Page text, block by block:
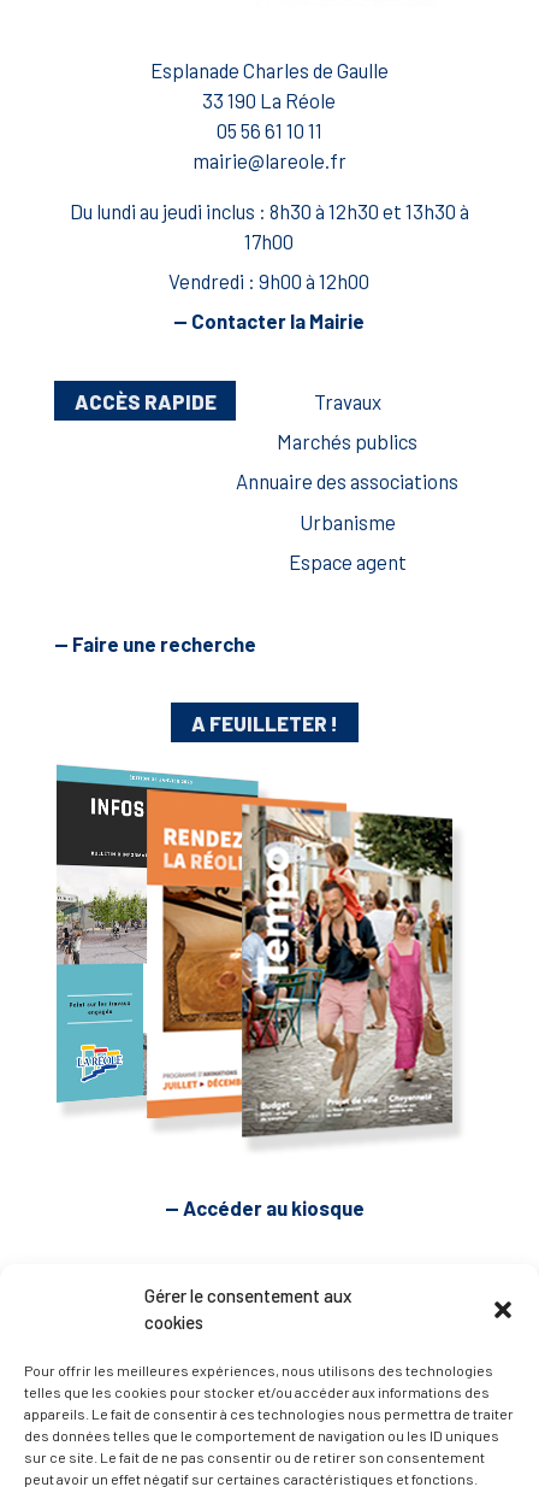
Gérer le consentement aux
cookies
Pour offrir les meilleures expériences, nous utilisons des technologies
telles que les cookies pour stocker et/ou accéder aux informations des
appareils. Le fait de consentir à ces technologies nous permettra de traiter
des données telles que le comportement de navigation ou les ID uniques
sur ce site. Le fait de ne pas consentir ou de retirer son consentement
peut avoir un effet négatif sur certaines caractéristiques et fonctions.
Esplanade Charles de Gaulle
33 190 La Réole
05 56 61 10 11
mairie@lareole.fr
Du lundi au jeudi inclus : 8h30 à 12h30 et 13h30 à
17h00
Vendredi : 9h00 à 12h00
— Contacter la Mairie
ACCÈS RAPIDE
Travaux
Marchés publics
Annuaire des associations
Urbanisme
Espace agent
— Faire une recherche
A FEUILLETER !
— Accéder au kiosque
D’ART ET D’HISTOIRE